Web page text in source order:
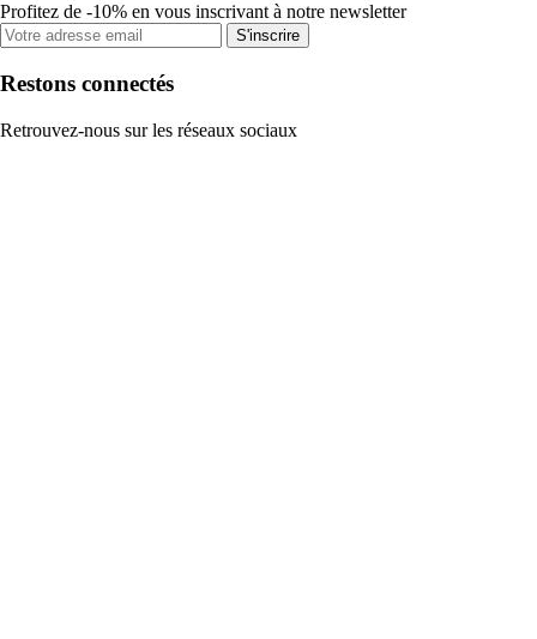
Profitez de -10% en vous inscrivant à notre newsletter
S'inscrire
Restons connectés
Retrouvez-nous sur les réseaux sociaux